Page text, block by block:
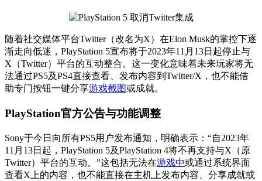
随着社交媒体平台Twitter（改名为X）在Elon Musk的掌控下逐
渐走向低迷，PlayStation 5宣布将于2023年11月13日起停止与
X（Twitter）平台的互动整合。这一变化意味着未来玩家将无
法通过PS5及PS4直接查看、发布内容到Twitter/X，也不能借
助专门按钮一键分享游戏截图或成就。
PlayStation官方公告与功能调整
Sony于今日向所有PS5用户发布通知，明确表示：“自2023年
11月13日起，PlayStation 5及PlayStation 4将不再支持与X（原
Twitter）平台的互动。”这包括无法在游戏中或通过系统界面
查看X上的内容，也不能直接在主机上发布内容、分享成就或